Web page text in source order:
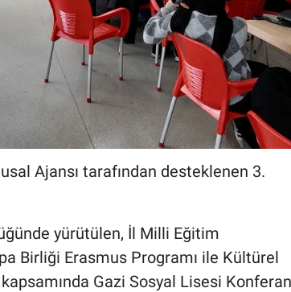
Ajansı tarafından desteklenen 3.
yürütülen, İl Milli Eğitim
Birliği Erasmus Programı ile Kültürel
Gazi Sosyal Lisesi